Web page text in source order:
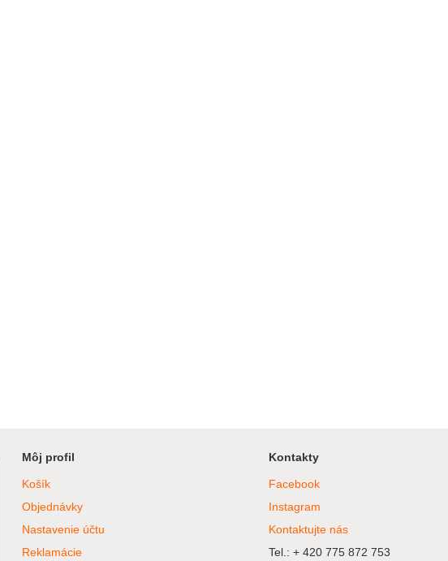
Môj profil
Košík
Objednávky
Nastavenie účtu
Reklamácie
Kontakty
Facebook
Instagram
Kontaktujte nás
Tel.: + 420 775 872 753